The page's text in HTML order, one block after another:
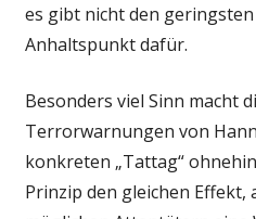
es gibt nicht den geringsten
Anhaltspunkt dafür.
Besonders viel Sinn macht
Terrorwarnungen von
konkreten „Tattag“
Prinzip den gleichen Effekt,